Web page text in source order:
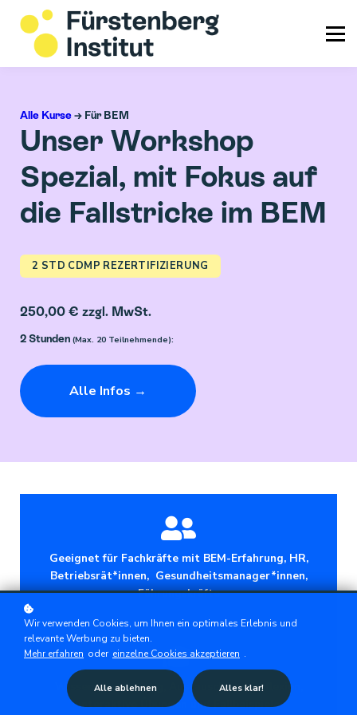
Info & Service
Alle Kurse→ Für BEM
Unser Workshop
Spezial, mit Fokus auf
die Fallstricke im BEM
2 STD CDMP REZERTIFIZIERUNG
250,00 € zzgl. MwSt.
2 Stunden (Max. 20 Teilnehmende):
Alle Infos →
Geeignet für Fachkräfte mit BEM-Erfahrung, HR,
Betriebsrät*innen, Gesundheitsmanager*innen,
Führungskräfte
Wissensvermittlung, Austausch und Reflexion,
interaktive Übungen und Fallbeispiele
Wir verwenden Cookies, um Ihnen ein optimales Erlebnis und
relevante Werbung zu bieten.
Mehr erfahren oder einzelne Cookies akzeptieren .
Alle ablehnen Alles klar!